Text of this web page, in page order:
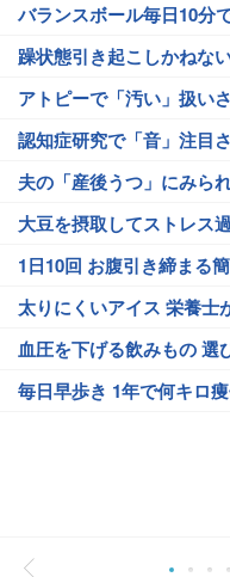
バランスボール毎日10分
躁状態引き起こしかねな
アトピーで「汚い」扱い
認知症研究で「音」注目
夫の「産後うつ」にみら
大豆を摂取してストレス
1日10回 お腹引き締まる
太りにくいアイス 栄養士
血圧を下げる飲みもの 選
毎日早歩き 1年で何キロ